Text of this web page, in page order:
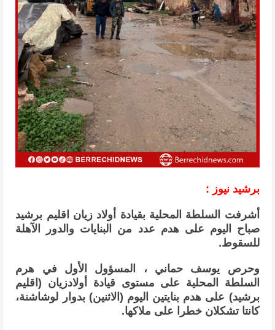
برشيد نيوز :
أشرفت السلطة المحلية بقيادة أولاد زيان اقليم برشيد
صباح اليوم على هدم عدد من البنايات والدور الآهلة
للسقوط.
وحرص يوسف حماني ، المسؤول الأول في هرم
السلطة المحلية على مستوى قيادة أولادزيان (اقليم
برشيد) على هدم بنايتين اليوم (الاثنين) بدوار لوشاشنة،
كانتا تشكلان خطرا على ملاكها.